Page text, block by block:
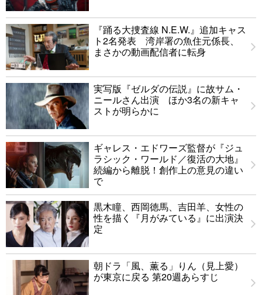
『踊る大捜査線 N.E.W.』追加キャス
ト2名発表 湾岸署の魚住元係長、
まさかの動画配信者に転身
実写版『ゼルダの伝説』に故サム・
ニールさん出演 ほか3名の新キャ
ストが明らかに
ギャレス・エドワーズ監督が『ジュ
ラシック・ワールド／復活の大地』
続編から離脱！創作上の意見の違い
で
黒木瞳、西岡徳馬、吉田羊、女性の
性を描く『月がみている』に出演決
定
朝ドラ「風、薫る」りん（見上愛）
が東京に戻る 第20週あらすじ